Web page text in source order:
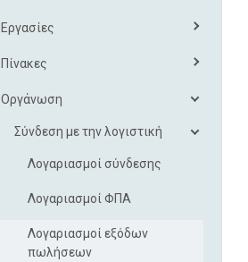
Εργασίες
Πίνακες
Οργάνωση
Σύνδεση με την λογιστική
Λογαριασμοί σύνδεσης
Λογαριασμοί ΦΠΑ
Λογαριασμοί εξόδων
πωλήσεων